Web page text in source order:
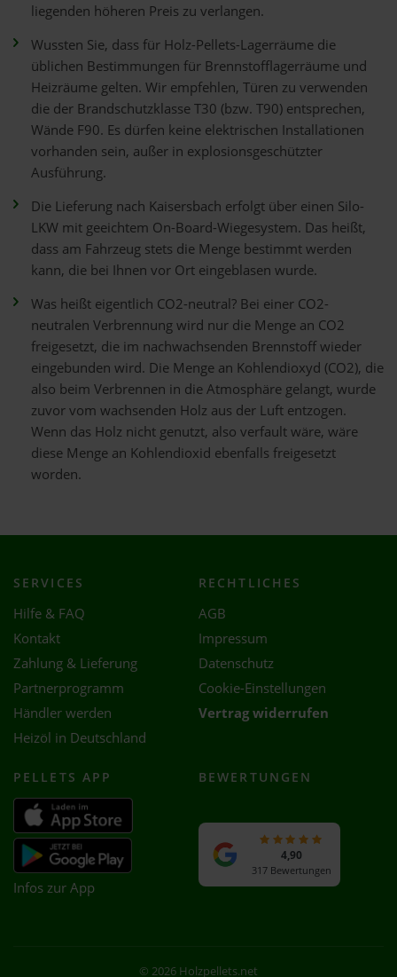
liegenden höheren Preis zu verlangen.
Wussten Sie, dass für Holz-Pellets-Lagerräume die
üblichen Bestimmungen für Brennstofflagerräume und
Heizräume gelten. Wir empfehlen, Türen zu verwenden
die der Brandschutzklasse T30 (bzw. T90) entsprechen,
Wände F90. Es dürfen keine elektrischen Installationen
vorhanden sein, außer in explosionsgeschützter
Ausführung.
Die Lieferung nach Kaisersbach erfolgt über einen Silo-
LKW mit geeichtem On-Board-Wiegesystem. Das heißt,
dass am Fahrzeug stets die Menge bestimmt werden
kann, die bei Ihnen vor Ort eingeblasen wurde.
Was heißt eigentlich CO2-neutral? Bei einer CO2-
neutralen Verbrennung wird nur die Menge an CO2
freigesetzt, die im nachwachsenden Brennstoff wieder
eingebunden wird. Die Menge an Kohlendioxyd (CO2), die
also beim Verbrennen in die Atmosphäre gelangt, wurde
zuvor vom wachsenden Holz aus der Luft entzogen.
Wenn das Holz nicht genutzt, also verfault wäre, wäre
diese Menge an Kohlendioxid ebenfalls freigesetzt
worden.
SERVICES
Hilfe & FAQ
Kontakt
Zahlung & Lieferung
Partnerprogramm
Händler werden
Heizöl in Deutschland
RECHTLICHES
AGB
Impressum
Datenschutz
Cookie-Einstellungen
Vertrag widerrufen
PELLETS APP
Infos zur App
BEWERTUNGEN
4,90
317 Bewertungen
© 2026 Holzpellets.net